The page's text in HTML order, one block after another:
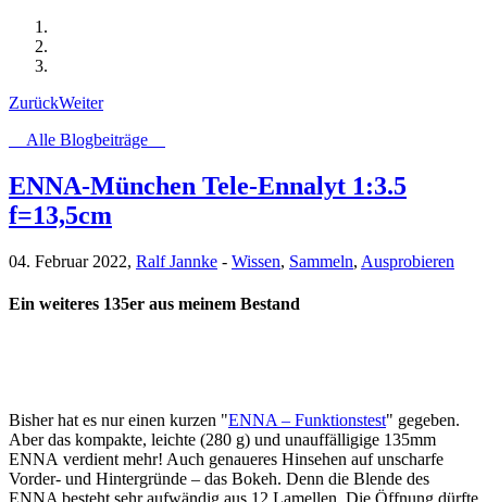
ZurückWeiter
Alle Blogbeiträge
ENNA-München Tele-Ennalyt 1:3.5
f=13,5cm
04. Februar 2022, Ralf Jannke - Wissen, Sammeln, Ausprobieren
Ein weiteres 135er aus meinem Bestand
Bisher hat es nur einen kurzen "ENNA – Funktionstest" gegeben.
Aber das kompakte, leichte (280 g) und unauffälligige 135mm
ENNA verdient mehr! Auch genaueres Hinsehen auf unscharfe
Vorder- und Hintergründe – das Bokeh. Denn die Blende des